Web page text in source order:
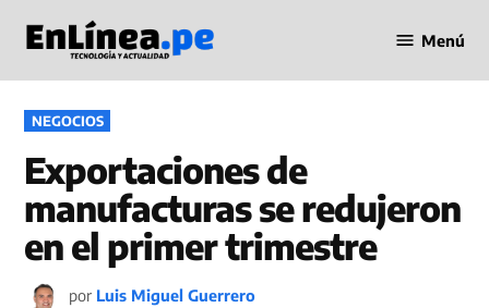
contenido
en Línea
Menú
PUBLICADO
EN
NEGOCIOS
Exportaciones de
manufacturas se redujeron
en el primer trimestre
por Luis Miguel Guerrero